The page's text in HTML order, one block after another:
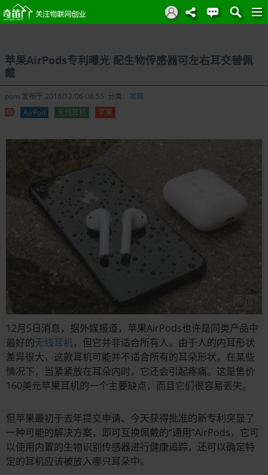
苹果AirPods专利曝光 配生物传感器可左右耳交替佩
戴
pom 发布于 2018/12/06-06:55 分类： 发现
AirPod
无线耳机 苹果
12月5日消息，据外媒报道，苹果AirPods也许是同类产品中
最好的无线耳机，但它并非适合所有人。由于人的内耳形状
差异很大，这款耳机可能并不适合所有的耳朵形状。在某些
情况下，当紧紧放在耳朵内时，它还会引起疼痛。这是售价
160美元苹果耳机的一个主要缺点，而且它们很容易丢失。
但苹果最初于去年提交申请、今天获得批准的新专利突显了
一种可能的解决方案，即可互换佩戴的“通用”AirPods，它可
以使用内置的生物识别传感器进行健康追踪，还可以确定特
定的耳机应该被放入哪只耳朵中。